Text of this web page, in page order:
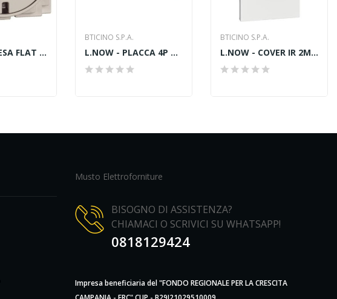
L.NOW - PRESA FLAT 16A STD GER-ITA SABBIA
BTICINO S.P.A.
L.NOW - PLACCA 4P ACCIAIO
BTICINO S.P.A.
L.NOW - COVER IR 2M BIANCO
Musto Elettroforniture
BISOGNO DI ASSISTENZA?
CHIAMACI O SCRIVICI SU WHATSAPP!
0818129424
Impresa beneficiaria del "FONDO REGIONALE PER LA CRESCITA